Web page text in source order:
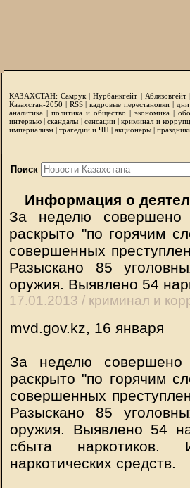
КАЗАХСТАН: Самрук |Нурбанкгейт | Аблязовгейт
Казахстан-2050 | RSS|кадровые перестановки|
аналитика | политика и общество | экономика |
интервью |скандалы | сенсации|криминал и
империализм | трагедии и ЧП | акционеры |
Поиск
Информация о
За неделю совершено
раскрыто "по горячим
совершенных
Разыскано 85
оружия. Выявлено 54
17.01.2013 / криминал и
mvd.gov.kz, 16 января
За неделю совершено
раскрыто "по горячим
совершенных
Разыскано 85
оружия. Выявлено 54
сбыта
наркотических средств.